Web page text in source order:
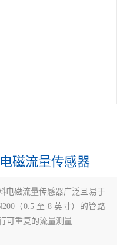
磁流量传感器
电磁流量传感器广泛且易于
（0.5 至 8 英寸）的管路
可重复的流量测量